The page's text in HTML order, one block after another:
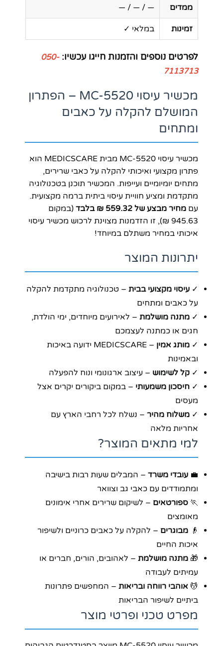
ממדים — / — / —
זמינות במלאי ✓
לפרטים נוספים והזמנות חייגו עכשיו: 050-
7113713
מכשיר עיסוי MC-5520 – הפתרון
המושלם להקלה על כאבים
ומתחים
מכשיר עיסוי MC-5520 מבית MEDICSCARE הוא
פתרון מקצועי ואיכותי להקלה על כאבי שרירים,
מתחים יומיומיים ועייפות. המכשיר תוכנן בטכנולוגיה
מתקדמת ומציע חוויית עיסוי ביתית ברמה מקצועית.
עם מחיר מבצע של 559.32 ₪ בלבד
(במקום
945.63 ₪), זו הזדמנות מצוינת לרכוש מכשיר עיסוי
איכותי במחיר משתלם במיוחד!
יתרונות המוצר
✓ עיסוי מקצועי בבית – טכנולוגיה מתקדמת להקלה
על כאבים ומתחים
✓ מתנה מושלמת – לאירועים מיוחדים, ימי הולדת,
חגים או כמתנה לעצמכם
✓ מותג אמין
– MEDICSCARE ידועה באיכות
ובאמינות
✓ קל לשימוש – עיצוב ארגונומי ונוח להפעלה
✓ חיסכון משמעותי – במקום ביקורים יקרים אצל
מעסים
✓ משלוח מהיר – נשלח לכל רחבי הארץ עם
אחריות מלאה
למי מתאים המוצר?
💼 עובדי משרד – המבלים שעות רבות בישיבה
ומתמודדים עם כאבי גב וצוואר
🏃 ספורטאים – לשיקום שרירים אחרי אימונים
מאומצים
👴 מבוגרים – להקלה על כאבים כרוניים ולשיפור
איכות החיים
🎁 מתנה מושלמת – לאהובים, הורים, חברים או
עמיתים לעבודה
💆 אוהבי רווחה ובריאות – המחפשים פתרונות
ביתיים לשיפור הבריאות
מפרט טכני ופרטי מוצר